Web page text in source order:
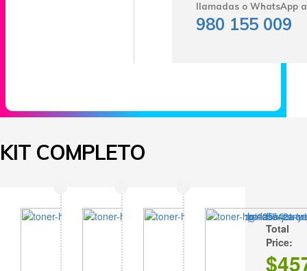
llamadas o WhatsApp
980 155 009
KIT COMPLETO
Total
Price:
$